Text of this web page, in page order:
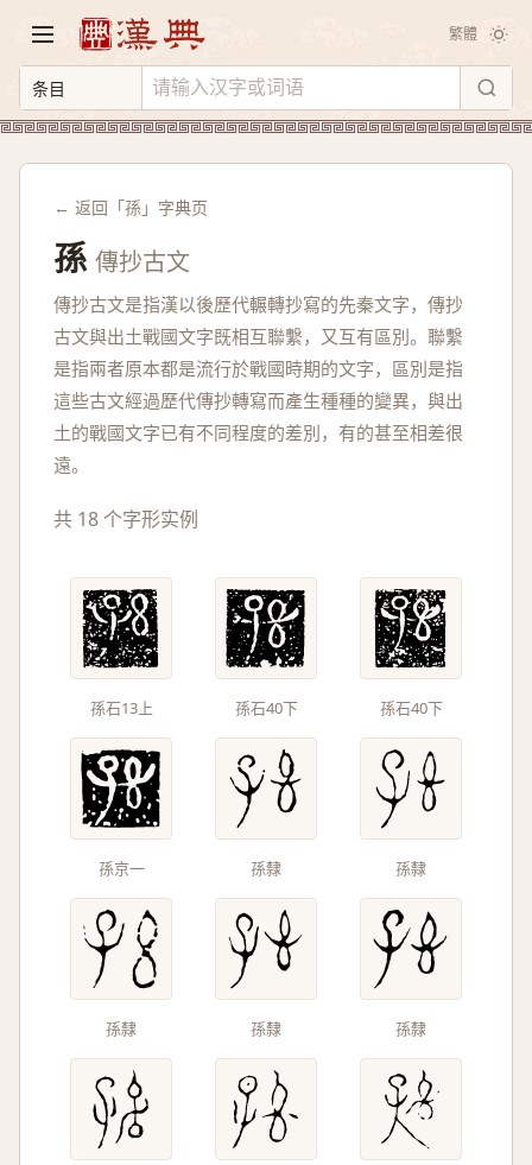
繁體
← 返回「孫」字典页
孫 傳抄古文
傳抄古文是指漢以後歷代輾轉抄寫的先秦文字，傳抄
古文與出土戰國文字既相互聯繫，又互有區別。聯繫
是指兩者原本都是流行於戰國時期的文字，區別是指
這些古文經過歷代傳抄轉寫而產生種種的變異，與出
土的戰國文字已有不同程度的差別，有的甚至相差很
遠。
共 18 个字形实例
孫石13上 孫石40下 孫石40下
孫京一 孫隸 孫隸
孫隸 孫隸 孫隸